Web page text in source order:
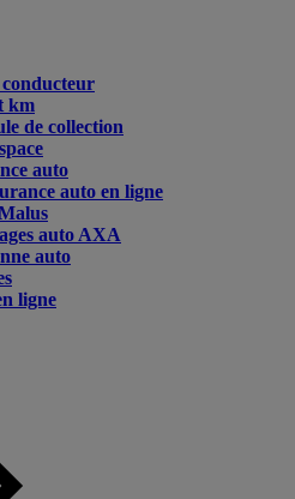
km
de collection
auto
auto en ligne
auto AXA
auto
ligne